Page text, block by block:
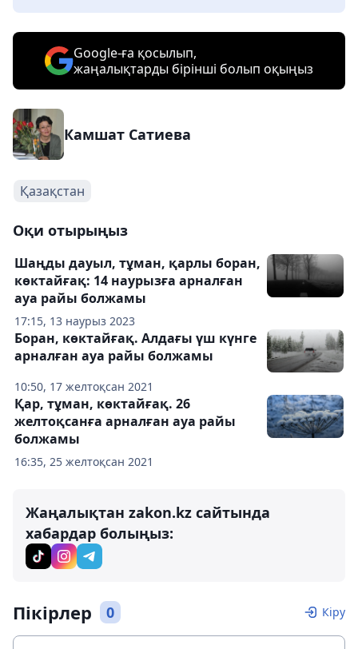
Google-ға қосылып,
жаңалықтарды бірінші болып оқыңыз
Камшат Сатиева
Қазақстан
Оқи отырыңыз
17:15, 13 наурыз 2023
Шаңды дауыл, тұман, қарлы боран,
көктайғақ: 14 наурызға арналған
ауа райы болжамы
10:50, 17 желтоқсан 2021
Боран, көктайғақ. Алдағы үш күнге
арналған ауа райы болжамы
16:35, 25 желтоқсан 2021
Қар, тұман, көктайғақ. 26
желтоқсанға арналған ауа райы
болжамы
Жаңалықтан zakon.kz сайтында
хабардар болыңыз:
Пікірлер 0 Кіру